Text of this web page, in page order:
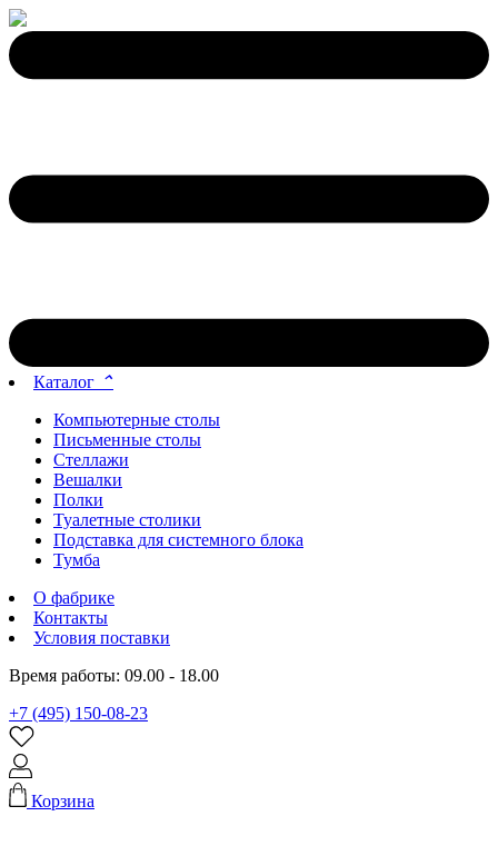
Каталог ⌃
Компьютерные столы
Письменные столы
Стеллажи
Вешалки
Полки
Туалетные столики
Подставка для системного блока
Тумба
О фабрике
Контакты
Условия поставки
Время работы: 09.00 - 18.00
+7 (495) 150-08-23
Корзина